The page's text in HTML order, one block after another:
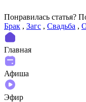
Понравилась статья?
Брак , Загс , Свадьба ,
Главная
Афиша
Эфир